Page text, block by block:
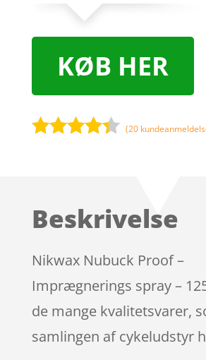
KØB HER
på
mmelser
(20
Beskrivelse
Nikwax Nubuck Proof –
Imprægnerings spray –
de mange kvalitetsvarer,
samlingen af cykeludstyr